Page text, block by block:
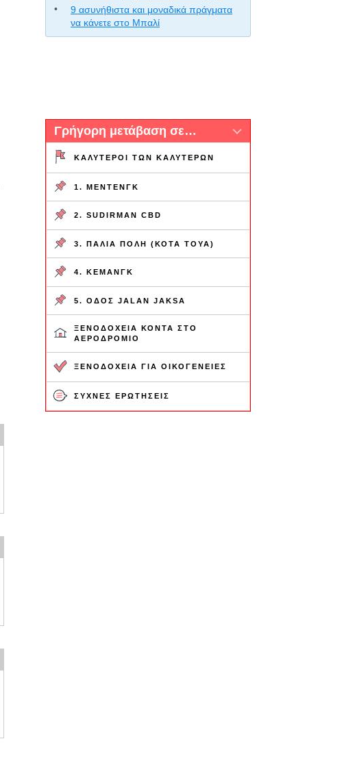
9 ασυνήθιστα και μοναδικά πράγματα
να κάνετε στο Μπαλί
Γρήγορη μετάβαση σε…
ΚΑΛΎΤΕΡΟΙ ΤΩΝ ΚΑΛΎΤΕΡΩΝ
1. ΜΕΝΤΕΝΓΚ
2. SUDIRMAN CBD
3. ΠΑΛΙΆ ΠΌΛΗ (ΚΌΤΑ ΤΟΎΑ)
4. ΚΕΜΆΝΓΚ
5. ΟΔΌΣ JALAN JAKSA
ΞΕΝΟΔΟΧΕΊΑ ΚΟΝΤΆ ΣΤΟ
ΑΕΡΟΔΡΌΜΙΟ
ΞΕΝΟΔΟΧΕΊΑ ΓΙΑ ΟΙΚΟΓΈΝΕΙΕΣ
ΣΥΧΝΈΣ ΕΡΩΤΉΣΕΙΣ